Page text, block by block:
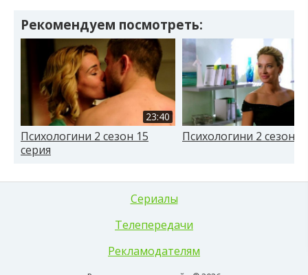
Рекомендуем посмотреть:
23:40
Психологини 2 сезон 15
серия
Психологини 2 сезон 4
Сериалы
Телепередачи
Рекламодателям